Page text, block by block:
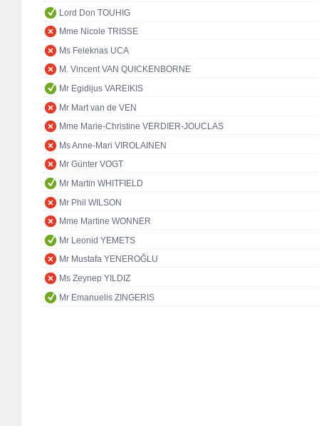
Lord Don TOUHIG
Mme Nicole TRISSE
Ms Feleknas UCA
M. Vincent VAN QUICKENBORNE
Mr Egidijus VAREIKIS
Mr Mart van de VEN
Mme Marie-Christine VERDIER-JOUCLAS
Ms Anne-Mari VIROLAINEN
Mr Günter VOGT
Mr Martin WHITFIELD
Mr Phil WILSON
Mme Martine WONNER
Mr Leonid YEMETS
Mr Mustafa YENEROĞLU
Ms Zeynep YILDIZ
Mr Emanuelis ZINGERIS